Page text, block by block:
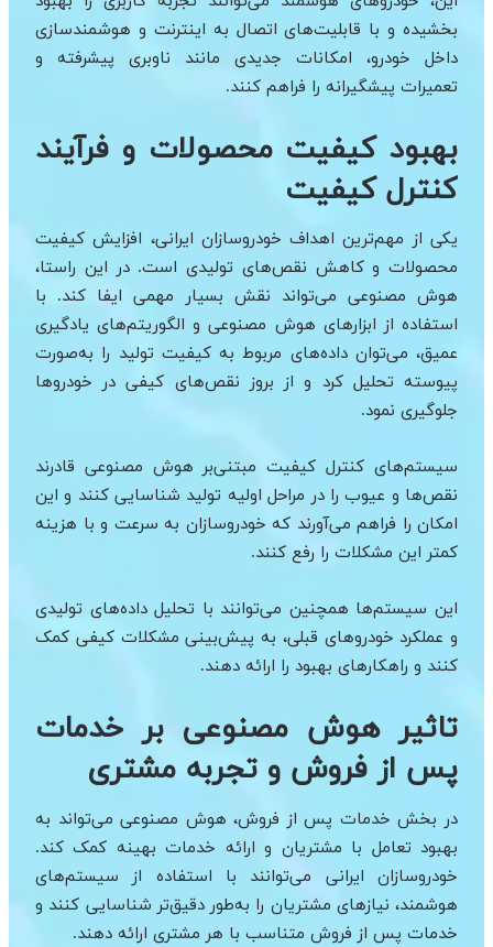
بخشیده و با قابلیت‌های اتصال به اینترنت و هوشمندسازی
داخل خودرو، امکانات جدیدی مانند ناوبری پیشرفته و
تعمیرات پیشگیرانه را فراهم کنند.
بهبود کیفیت محصولات و فرآیند
کنترل کیفیت
یکی از مهم‌ترین اهداف خودروسازان ایرانی، افزایش کیفیت
محصولات و کاهش نقص‌های تولیدی است. در این راستا،
هوش مصنوعی می‌تواند نقش بسیار مهمی ایفا کند. با
استفاده از ابزارهای هوش مصنوعی و الگوریتم‌های یادگیری
عمیق، می‌‌توان داده‌های مربوط به کیفیت تولید را به‌صورت
پیوسته تحلیل کرد و از بروز نقص‌های کیفی در خودروها
جلوگیری نمود.
سیستم‌های کنترل کیفیت مبتنی‌بر هوش مصنوعی قادرند
نقص‌ها و عیوب را در مراحل اولیه تولید شناسایی کنند و این
امکان را فراهم می‌آورند که خودروسازان به سرعت و با هزینه
کمتر این مشکلات را رفع کنند.
این سیستم‌ها همچنین می‌توانند با تحلیل داده‌های تولیدی
و عملکرد خودروهای قبلی، به پیش‌بینی مشکلات کیفی کمک
کنند و راهکارهای بهبود را ارائه دهند.
تاثیر هوش مصنوعی بر خدمات
پس از فروش و تجربه مشتری
در بخش خدمات پس از فروش، هوش مصنوعی می‌تواند به
بهبود تعامل با مشتریان و ارائه خدمات بهینه کمک کند.
خودروسازان ایرانی می‌توانند با استفاده از سیستم‌های
هوشمند، نیازهای مشتریان را به‌طور دقیق‌تر شناسایی کنند و
خدمات پس از فروش متناسب با هر مشتری ارائه دهند.